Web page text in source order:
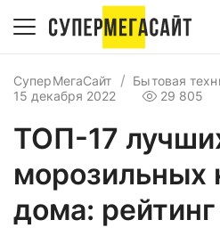
СуперМегаСайт
Бытовая
15 декабря 2022
29 805
ТОП-17
морозильных
дома: